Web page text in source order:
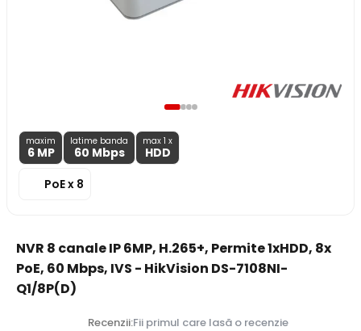
maxim
6 MP
latime banda
60 Mbps
max 1 x
HDD
PoE x 8
NVR 8 canale IP 6MP, H.265+, Permite 1xHDD, 8x
PoE, 60 Mbps, IVS - HikVision DS-7108NI-
Q1/8P(D)
Recenzii:Fii primul care lasă o recenzie